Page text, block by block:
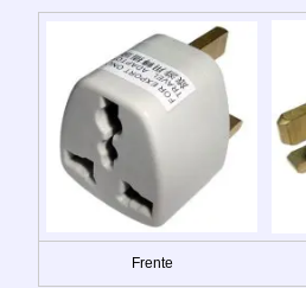
Frente